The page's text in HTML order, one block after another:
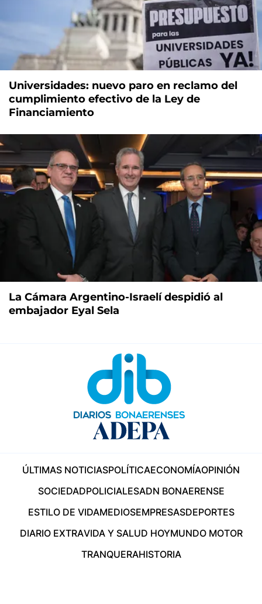
Universidades: nuevo paro en reclamo del
cumplimiento efectivo de la Ley de
Financiamiento
La Cámara Argentino-Israelí despidió al
embajador Eyal Sela
ÚLTIMAS NOTICIASPOLÍTICAECONOMÍAOPINIÓN
SOCIEDADPOLICIALESADN BONAERENSE
ESTILO DE VIDAMEDIOSEMPRESASDEPORTES
DIARIO EXTRAVIDA Y SALUD HOYMUNDO MOTOR
TRANQUERAHISTORIA